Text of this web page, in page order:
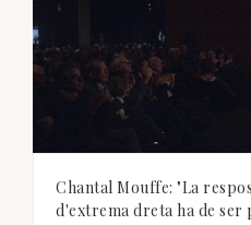
Chantal Mouffe: "La
d'extrema dreta ha de ser